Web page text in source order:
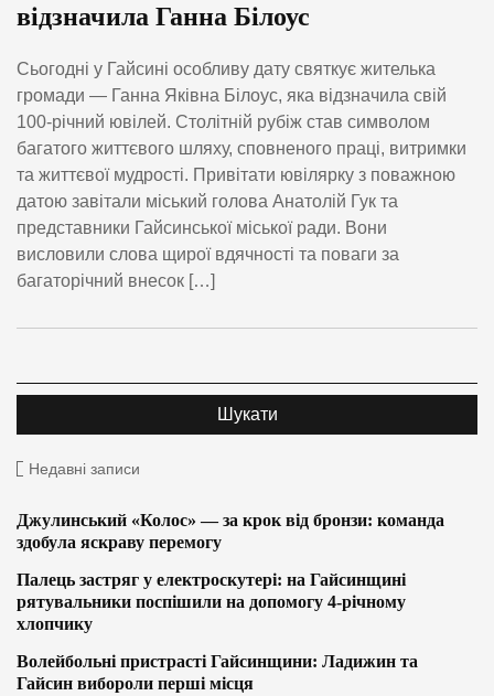
відзначила Ганна Білоус
Сьогодні у Гайсині особливу дату святкує жителька
громади — Ганна Яківна Білоус, яка відзначила свій
100-річний ювілей. Столітній рубіж став символом
багатого життєвого шляху, сповненого праці, витримки
та життєвої мудрості. Привітати ювілярку з поважною
датою завітали міський голова Анатолій Гук та
представники Гайсинської міської ради. Вони
висловили слова щирої вдячності та поваги за
багаторічний внесок […]
Недавні записи
Джулинський «Колос» — за крок від бронзи: команда
здобула яскраву перемогу
Палець застряг у електроскутері: на Гайсинщині
рятувальники поспішили на допомогу 4-річному
хлопчику
Волейбольні пристрасті Гайсинщини: Ладижин та
Гайсин вибороли перші місця